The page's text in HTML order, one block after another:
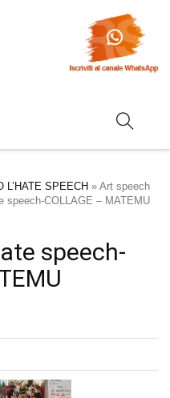
L’HATE SPEECH » Art speech
speech-COLLAGE – MATEMU
speech-